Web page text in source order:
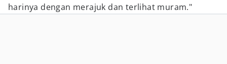
harinya dengan merajuk dan terlihat muram."